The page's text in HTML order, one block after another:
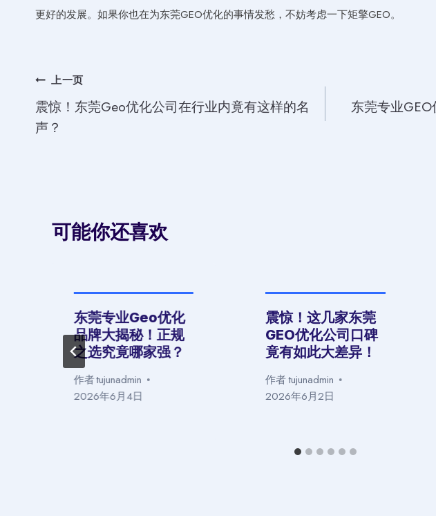
更好的发展。如果你也在为东莞GEO优化的事情发愁，不妨考虑一下矩擎GEO。
文
章
导
上一页
震惊！东莞Geo优化公司在行业内竟有这样的名
声？
东莞专业
可能你还喜欢
东莞专业Geo优化
品牌大揭秘！正规
之选究竟哪家强？
作者tujunadmin
2026年6月4日
震惊！这几家东莞
GEO优化公司口碑
竟有如此大差异！
作者tujunadmin
2026年6月2日